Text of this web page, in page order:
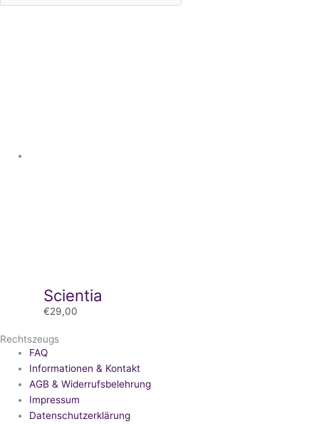
Scientia
€29,00
Rechtszeugs
FAQ
Informationen & Kontakt
AGB & Widerrufsbelehrung
Impressum
Datenschutzerklärung